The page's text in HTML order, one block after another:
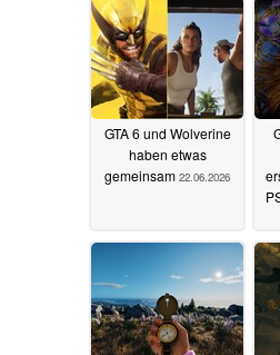
GTA 6 und Wolverine
haben etwas
gemeinsam 22.06.2026